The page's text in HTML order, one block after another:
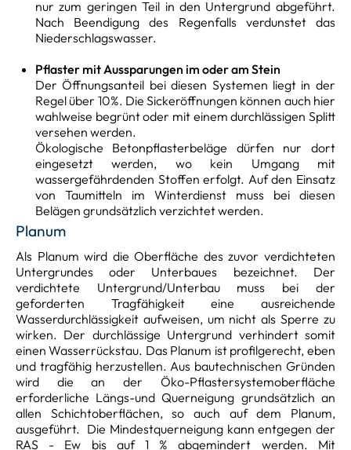
nur zum geringen Teil in den Untergrund abgeführt.
Nach Beendigung des Regenfalls verdunstet das
Niederschlagswasser.
Pflaster mit Aussparungen im oder am Stein
Der Öffnungsanteil bei diesen Systemen liegt in der
Regel über 10%. Die Sickeröffnungen können auch hier
wahlweise begrünt oder mit einem durchlässigen Splitt
versehen werden.
Ökologische Betonpflasterbeläge dürfen nur dort
eingesetzt werden, wo kein Umgang mit
wassergefährdenden Stoffen erfolgt. Auf den Einsatz
von Taumitteln im Winterdienst muss bei diesen
Belägen grundsätzlich verzichtet werden.
Planum
Als Planum wird die Oberfläche des zuvor verdichteten
Untergrundes oder Unterbaues bezeichnet. Der
verdichtete Untergrund/Unterbau muss bei der
geforderten Tragfähigkeit eine ausreichende
Wasserdurchlässigkeit aufweisen, um nicht als Sperre zu
wirken. Der durchlässige Untergrund verhindert somit
einen Wasserrückstau. Das Planum ist profilgerecht, eben
und tragfähig herzustellen. Aus bautechnischen Gründen
wird die an der Öko-Pflastersystemoberfläche
erforderliche Längs-und Querneigung grundsätzlich an
allen Schichtoberflächen, so auch auf dem Planum,
ausgeführt. Die Mindestquerneigung kann entgegen der
RAS - Ew bis auf 1 % abgemindert werden. Mit